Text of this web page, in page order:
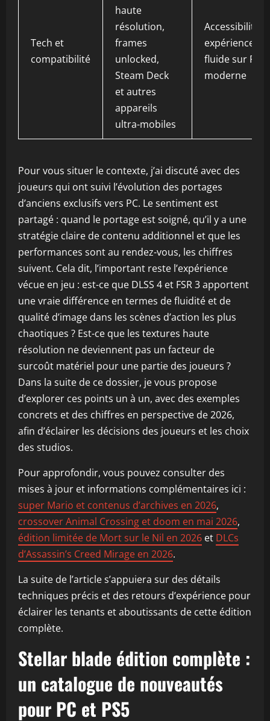
Tech et
compatibilité
haute
résolution,
frames
unlocked,
Steam Deck
et autres
appareils
ultra-mobiles
Accessibilité
expérience
fluide sur PC
moderne
Pour vous situer le contexte, j’ai discuté avec des
joueurs qui ont suivi l’évolution des portages
d’anciens exclusifs vers PC. Le sentiment est
partagé : quand le portage est soigné, qu’il y a une
stratégie claire de contenu additionnel et que les
performances sont au rendez-vous, les chiffres
suivent. Cela dit, l’important reste l’expérience
vécue en jeu : est-ce que DLSS 4 et FSR 3 apportent
une vraie différence en termes de fluidité et de
qualité d’image dans les scènes d’action les plus
chaotiques ? Est-ce que les textures haute
résolution ne deviennent pas un facteur de
surcoût matériel pour une partie des joueurs ?
Dans la suite de ce dossier, je vous propose
d’explorer ces points un à un, avec des exemples
concrets et des chiffres en perspective de 2026,
afin d’éclairer les décisions des joueurs et les choix
des studios.
Pour approfondir, vous pouvez consulter des
mises à jour et informations complémentaires ici :
super Mario et contenus d’archives en 2026,
crossover Animal Crossing et doom en mai 2026,
édition limitée de Mort sur le Nil en 2026 et DLCs
d’Assassin’s Creed Mirage en 2026.
La suite de l’article s’appuiera sur des détails
techniques précis et des retours d’expérience pour
éclairer les tenants et aboutissants de cette édition
complète.
Stellar blade édition complète :
un catalogue de nouveautés
pour PC et PS5